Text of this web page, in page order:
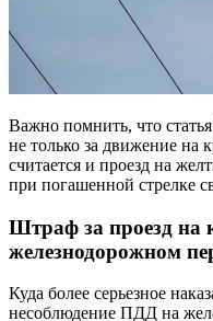
Важно помнить, что
не только за движение на
считается и проезд на
при погашенной стрелке
Штраф за проезд на
железнодорожном
Куда более серьезное
несоблюдение ПДД на